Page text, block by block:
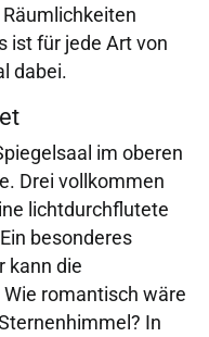
ist für jede Art von
dabei.
im oberen
Drei vollkommen
lichtdurchflutete
besonderes
kann die
romantisch wäre
In